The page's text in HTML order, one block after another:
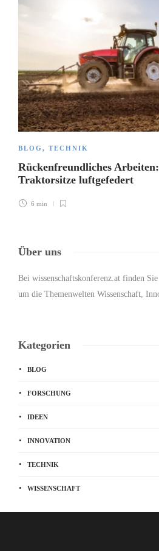
BLOG , TECHNIK
Rückenfreundliches
Traktorsitze luftgefedert
6 min
Über uns
Bei wissenschaftskonferenz.at finden
um die Themenwelten Wissenschaft,
Kategorien
BLOG
FORSCHUNG
IDEEN
INNOVATION
TECHNIK
WISSENSCHAFT